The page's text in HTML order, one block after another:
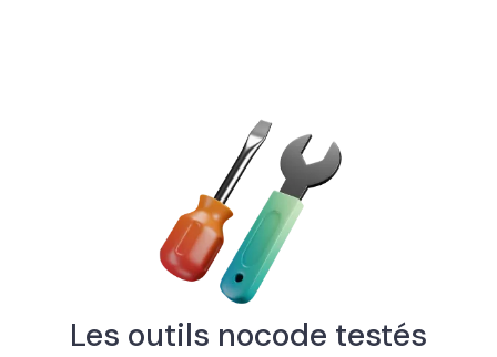
Les outils nocode testés